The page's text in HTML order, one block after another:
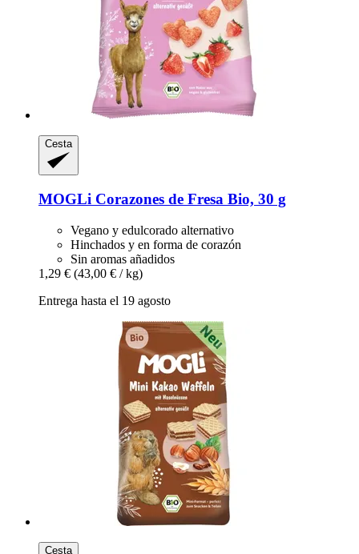
Cesta
MOGLi Corazones de Fresa Bio, 30 g
Vegano y edulcorado alternativo
Hinchados y en forma de corazón
Sin aromas añadidos
1,29 € (43,00 € / kg)
Entrega hasta el 19 agosto
Cesta